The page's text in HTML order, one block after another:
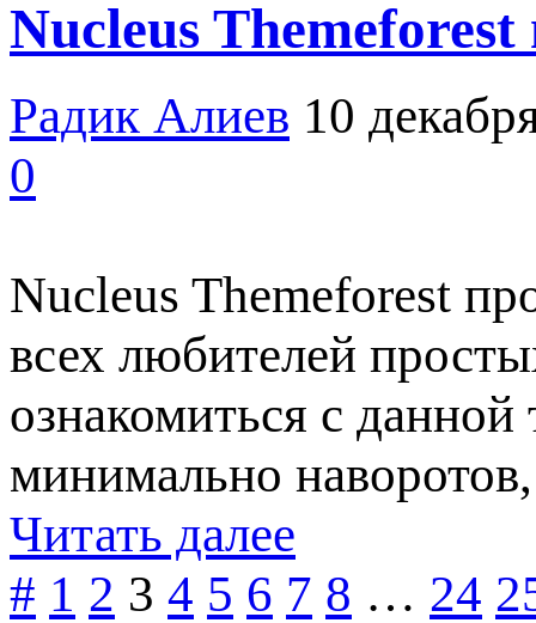
Nucleus
Радик Алиев 10
0
Nucleus Themeforest
всех любителей
ознакомиться с
минимально
Читать далее
# 1 2 3 4 5 6 7 8 … 24